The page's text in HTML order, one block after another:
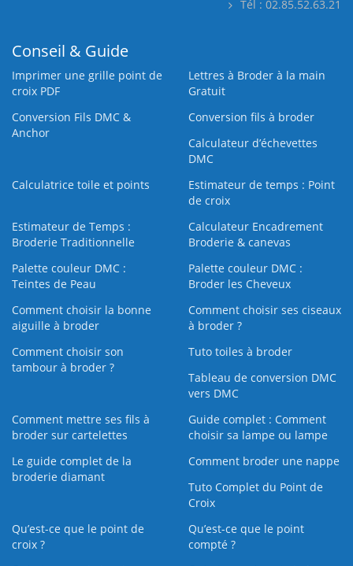
Tél : 02.85.52.63.21
Conseil & Guide
Imprimer une grille point de
croix PDF
Lettres à Broder à la main
Gratuit
Conversion Fils DMC &
Anchor
Conversion fils à broder
Calculateur d’échevettes
DMC
Calculatrice toile et points
Estimateur de temps : Point
de croix
Estimateur de Temps :
Broderie Traditionnelle
Calculateur Encadrement
Broderie & canevas
Palette couleur DMC :
Teintes de Peau
Palette couleur DMC :
Broder les Cheveux
Comment choisir la bonne
aiguille à broder
Comment choisir ses ciseaux
à broder ?
Comment choisir son
tambour à broder ?
Tuto toiles à broder
Tableau de conversion DMC
vers DMC
Comment mettre ses fils à
broder sur cartelettes
Guide complet : Comment
choisir sa lampe ou lampe
Le guide complet de la
broderie diamant
Comment broder une nappe
Tuto Complet du Point de
Croix
Qu’est-ce que le point de
croix ?
Qu’est-ce que le point
compté ?